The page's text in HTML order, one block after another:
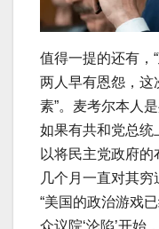
值得一提的还有，
两人早有恩怨，这
素”。麦考尔本人
如果有共和党总统
以将民主党政府的
几个月一直对其穷
“美国的政治游戏
众议院‘沦陷’开始